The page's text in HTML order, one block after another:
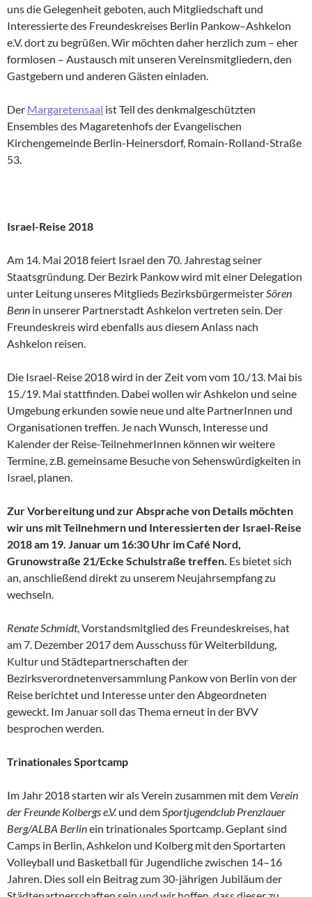
uns die Gelegenheit geboten, auch Mitgliedschaft und
Interessierte des Freundeskreises Berlin Pankow–Ashkelon
e.V. dort zu begrüßen. Wir möchten daher herzlich zum – eher
formlosen – Austausch mit unseren Vereinsmitgliedern, den
Gastgebern und anderen Gästen einladen.
Der Margaretensaal ist Teil des denkmalgeschützten
Ensembles des Magaretenhofs der Evangelischen
Kirchengemeinde Berlin-Heinersdorf, Romain-Rolland-Straße
53.
Israel-Reise 2018
Am 14. Mai 2018 feiert Israel den 70. Jahrestag seiner
Staatsgründung. Der Bezirk Pankow wird mit einer Delegation
unter Leitung unseres Mitglieds BezirksbürgermeisterSören
Benn in unserer Partnerstadt Ashkelon vertreten sein. Der
Freundeskreis wird ebenfalls aus diesem Anlass nach
Ashkelon reisen.
Die Israel-Reise 2018 wird in der Zeit vom vom 10./13. Mai bis
15./19. Mai stattfinden. Dabei wollen wir Ashkelon und seine
Umgebung erkunden sowie neue und alte PartnerInnen und
Organisationen treffen. Je nach Wunsch, Interesse und
Kalender der Reise-TeilnehmerInnen können wir weitere
Termine, z.B. gemeinsame Besuche von Sehenswürdigkeiten in
Israel, planen.
Zur Vorbereitung und zur Absprache von Details möchten
wir uns mit Teilnehmern und Interessierten der Israel-Reise
2018 am 19. Januar um 16:30 Uhr im Café Nord,
Grunowstraße 21/Ecke Schulstraße treffen. Es bietet sich
an, anschließend direkt zu unserem Neujahrsempfang zu
wechseln.
Renate Schmidt, Vorstandsmitglied des Freundeskreises, hat
am 7. Dezember 2017 dem Ausschuss für Weiterbildung,
Kultur und Städtepartnerschaften der
Bezirksverordnetenversammlung Pankow von Berlin von der
Reise berichtet und Interesse unter den Abgeordneten
geweckt. Im Januar soll das Thema erneut in der BVV
besprochen werden.
Trinationales Sportcamp
Im Jahr 2018 starten wir als Verein zusammen mit dem Verein
der Freunde Kolbergs e.V. und demSportjugendclub Prenzlauer
Berg/ALBA Berlinein trinationales Sportcamp. Geplant sind
Camps in Berlin, Ashkelon und Kolberg mit den Sportarten
Volleyball und Basketball für Jugendliche zwischen 14–16
Jahren. Dies soll ein Beitrag zum 30-jährigen Jubiläum der